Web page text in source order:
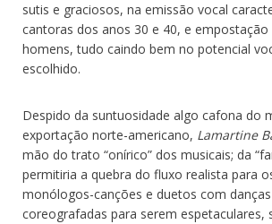
sutis e graciosos, na emissão vocal
cantoras dos anos 30 e 40, e empostação
homens, tudo caindo bem no potencial
escolhido.
Despido da suntuosidade algo cafona do
exportação norte-americano, Lamartine
mão do trato “onírico” dos musicais; da
permitiria a quebra do fluxo realista para
monólogos-canções e duetos com
coreografadas para serem espetaculares,